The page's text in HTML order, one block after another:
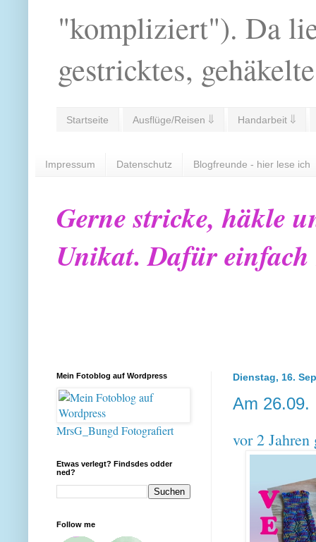
"kompliziert"). Da
gestricktes,
Startseite Ausflüge/Reisen ⇓ Handarbeit ⇓
Impressum Datenschutz Blogfreunde - hier lese ich
Gerne stricke, häkle
Unikat. Dafür
Dienstag, 16.
Am 26.09.
vor 2
Mein Fotoblog auf Wordpress
MrsG_Bungd Fotografiert
Etwas verlegt? Findsdes odder
ned?
Follow me